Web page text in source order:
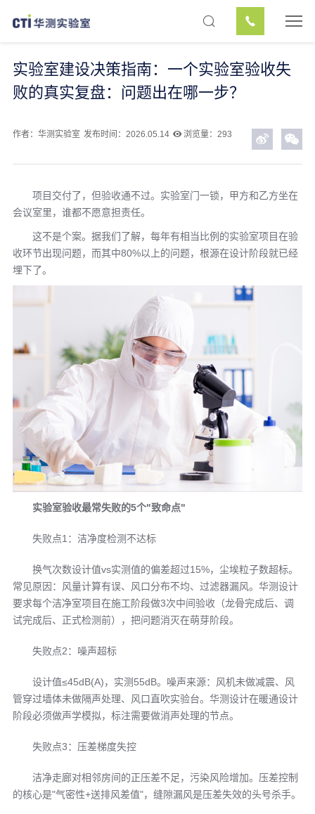
实验室建设决策指南：一个实验室验收失
败的真实复盘：问题出在哪一步？
作者：华测实验室 发布时间：2026.05.14 浏览量：293
项目交付了，但验收通不过。实验室门一锁，甲方和乙方坐在
会议室里，谁都不愿意担责任。
这不是个案。据我们了解，每年有相当比例的实验室项目在验
收环节出现问题，而其中80%以上的问题，根源在设计阶段就已经
埋下了。
实验室验收最常失败的5个"致命点"
失败点1：洁净度检测不达标
换气次数设计值vs实测值的偏差超过15%，尘埃粒子数超标。
常见原因：风量计算有误、风口分布不均、过滤器漏风。华测设计
要求每个洁净室项目在施工阶段做3次中间验收（龙骨完成后、调
试完成后、正式检测前），把问题消灭在萌芽阶段。
失败点2：噪声超标
设计值≤45dB(A)，实测55dB。噪声来源：风机未做减震、风
管穿过墙体未做隔声处理、风口直吹实验台。华测设计在暖通设计
阶段必须做声学模拟，标注需要做消声处理的节点。
失败点3：压差梯度失控
洁净走廊对相邻房间的正压差不足，污染风险增加。压差控制
的核心是"气密性+送排风差值"，缝隙漏风是压差失效的头号杀手。